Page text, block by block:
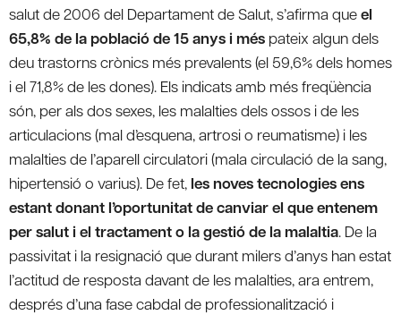
salut de 2006 del Departament de Salut, s’afirma queel
65,8% de la població de 15 anys i més pateix algun dels
deu trastorns crònics més prevalents (el 59,6% dels homes
i el 71,8% de les dones). Els indicats amb més freqüència
són, per als dos sexes, les malalties dels ossos i de les
articulacions (mal d’esquena, artrosi o reumatisme) i les
malalties de l’aparell circulatori (mala circulació de la sang,
hipertensió o varius). De fet, les noves tecnologies ens
estant donant l’oportunitat de canviar el que entenem
per salut i el tractament o la gestió de la malaltia. De la
passivitat i la resignació que durant milers d’anys han estat
l’actitud de resposta davant de les malalties, ara entrem,
després d’una fase cabdal de professionalització i